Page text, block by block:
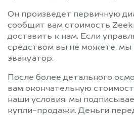
Он произведет первичную
сообщит вам стоимость
доставить к нам. Если
средством вы не можете, мы
эвакуатор.
После более детального
вам окончательную
наши условия, мы
купли-продажи. Деньги